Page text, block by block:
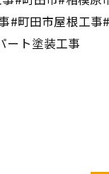
#町田市屋根工事
ート塗装工事